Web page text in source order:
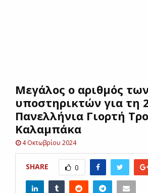
UΜεγάλος ο αριθμός
υποστηρικτών για τη
Πανελλήνια Γιορτή
Καλαμπάκα
4 Οκτωβρίου 2024
SHARE 0